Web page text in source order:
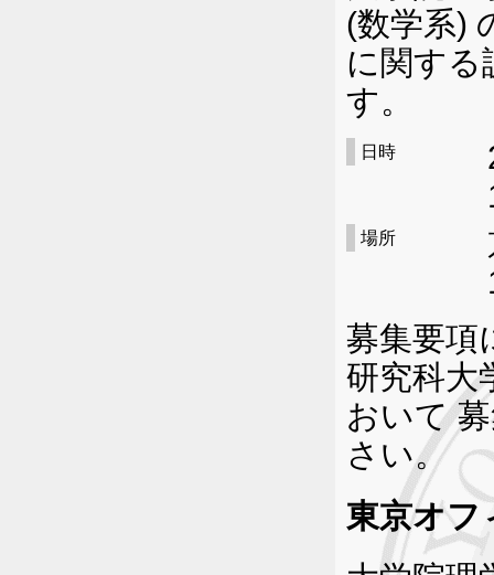
(数学系)
に関する
す。
日時
場所
募集要項
研究科大
おいて
さい。
東京オフ